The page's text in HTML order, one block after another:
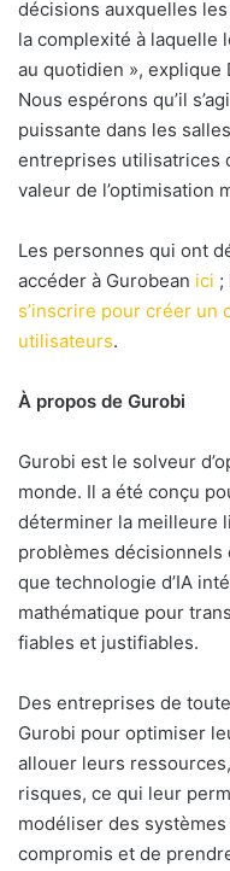
décisions auxquelles
la complexité à laquelle
au quotidien », explique
Nous espérons qu’il
puissante dans les
entreprises utilisatrices
valeur de l’optimisation
Les personnes qui ont
accéder à Gurobean ici ;
s’inscrire pour créer un
utilisateurs.
À propos de Gurobi
Gurobi est le solveur
monde. Il a été conçu
déterminer la meilleure
problèmes décisionnels
que technologie d’IA
mathématique pour
fiables et justifiables.
Des entreprises de
Gurobi pour optimiser
allouer leurs
risques, ce qui leur
modéliser des
compromis et de